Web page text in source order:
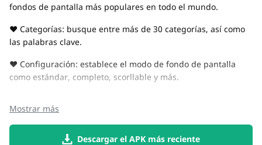
fondos de pantalla más populares en todo el mundo.
♥ Categorías: busque entre más de 30 categorías, así como
las palabras clave.
♥ Configuración: establece el modo de fondo de pantalla
como estándar, completo, scorllable y más.
Mostrar más
Descargar el APK más reciente